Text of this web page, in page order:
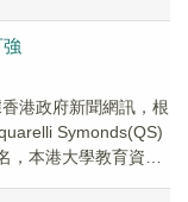
港政府新聞網訊，根
Symonds(QS)
本港大學教育資助